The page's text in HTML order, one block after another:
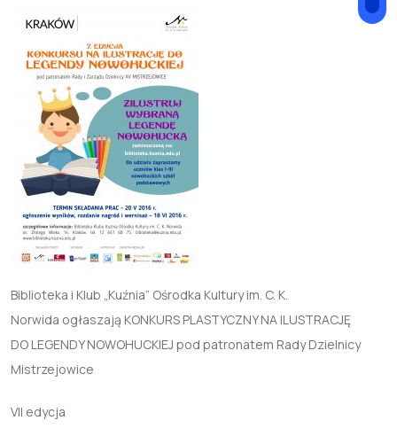
Biblioteka i Klub „Kuźnia” Ośrodka Kultury im. C. K.
Norwida ogłaszają KONKURS PLASTYCZNY NA ILUSTRACJĘ
DO LEGENDY NOWOHUCKIEJ pod patronatem Rady Dzielnicy
Mistrzejowice
VII edycja